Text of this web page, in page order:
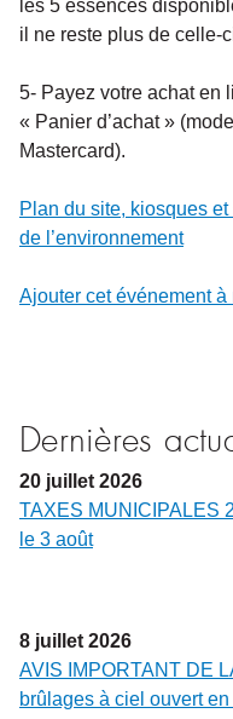
les 5 essences
il ne reste plus de celle-
5- Payez votre achat en
« Panier d’achat »
Mastercard).
Plan du site, kiosques
de l’environnement
Ajouter cet événement
Dernières
20 juillet 2026
TAXES MUNICIPALES
le 3 août
8 juillet 2026
AVIS IMPORTANT DE
brûlages à ciel ouvert